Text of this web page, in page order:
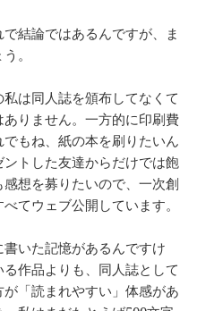
結論ではあるんですが、ま
。
は同人誌を頒布してなくて
りません。一方的に印刷費
もね、紙の本を刷りたいん
トした友達からだけでは飽
想を募りたいので、一次創
てウェブ公開しています。
いた記憶があるんですけ
作品よりも、同人誌として
「読まれやすい」体感があ